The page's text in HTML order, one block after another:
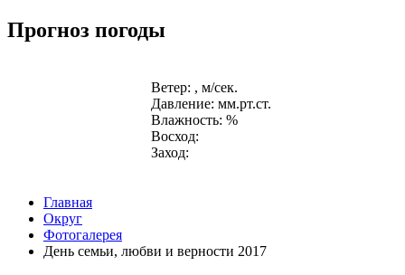
Прогноз погоды
Ветер: , м/сек.
Давление: мм.рт.ст.
Влажность: %
Восход:
Заход:
Главная
Округ
Фотогалерея
День семьи, любви и верности 2017